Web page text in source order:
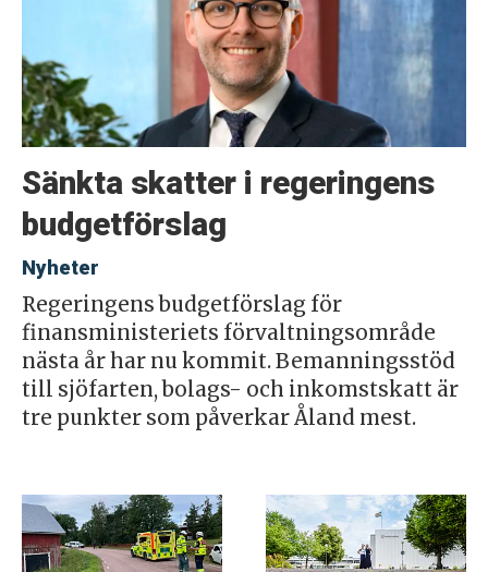
Sänkta skatter i regeringens
budgetförslag
Nyheter
Regeringens budgetförslag för
finansministeriets förvaltningsområde
nästa år har nu kommit. Bemanningsstöd
till sjöfarten, bolags- och inkomstskatt är
tre punkter som påverkar Åland mest.